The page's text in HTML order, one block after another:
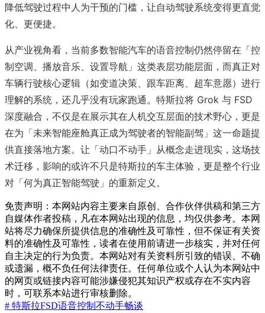
降低驾驶过程中人为干预的门槛，让自动驾驶系统变得更直觉
化、更便捷。
从产业视角看，当前多数智能汽车的语音控制仍然停留在「控
制空调、播放音乐、设置导航」这类表层功能层面，而真正对
车辆行驶核心逻辑（如变道决策、跟车距离、超车意愿）进行
理解的系统，还几乎没有玩家跑通。特斯拉将 Grok 与 FSD
深度融合，不仅是在展示其在人机交互层面的技术野心，更是
在为「未来智能座舱真正成为驾驶者的智能副驾」这一命题提
供直接落地方案。让「动口不动手」从概念走进现实，这场技
术迁移，影响的或许不只是特斯拉的车主体验，更是整个行业
对「何为真正智能驾驶」的重新定义。
免责声明：本网站内容主要来自原创、合作伙伴供稿和第三方
自媒体作者投稿，凡在本网站出现的信息，均仅供参考。本网
站将尽力确保所提供信息的准确性及可靠性，但不保证有关资
料的准确性及可靠性，读者在使用前请进一步核实，并对任何
自主决定的行为负责。本网站对有关资料所引致的错误、不确
或遗漏，概不负任何法律责任。任何单位或个人认为本网站中
的网页或链接内容可能涉嫌侵犯其知识产权或存在不实内容
时，可联系本站进行审核删除。
# 特斯拉FSD语音控制 不动手畅谈